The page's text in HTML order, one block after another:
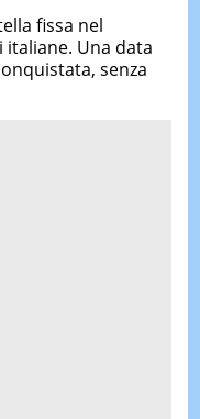
fissa nel
Una data
senza